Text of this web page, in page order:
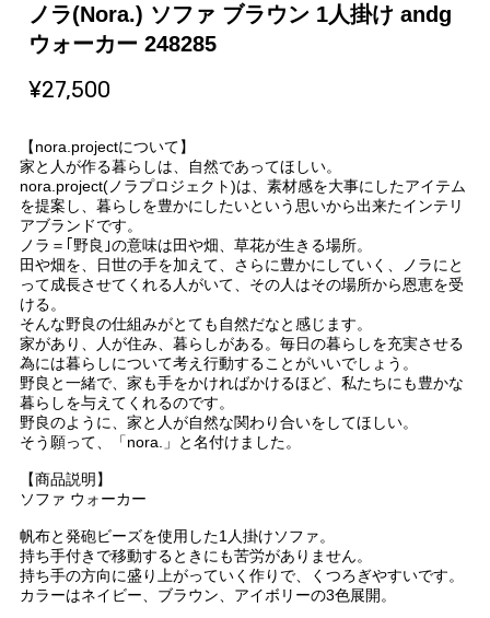
ノラ(Nora.) ソファ ブラウン 1人掛け andg
ウォーカー 248285
¥27,500
【nora.projectについて】
家と人が作る暮らしは、自然であってほしい。
nora.project(ノラプロジェクト)は、素材感を大事にしたアイテム
を提案し、暮らしを豊かにしたいという思いから出来たインテリ
アブランドです。
ノラ＝｢野良｣の意味は田や畑、草花が生きる場所。
田や畑を、日世の手を加えて、さらに豊かにしていく、ノラにと
って成長させてくれる人がいて、その人はその場所から恩恵を受
ける。
そんな野良の仕組みがとても自然だなと感じます。
家があり、人が住み、暮らしがある。毎日の暮らしを充実させる
為には暮らしについて考え行動することがいいでしょう。
野良と一緒で、家も手をかければかけるほど、私たちにも豊かな
暮らしを与えてくれるのです。
野良のように、家と人が自然な関わり合いをしてほしい。
そう願って、「nora.」と名付けました。
【商品説明】
ソファ ウォーカー
帆布と発砲ビーズを使用した1人掛けソファ。
持ち手付きで移動するときにも苦労がありません。
持ち手の方向に盛り上がっていく作りで、くつろぎやすいです。
カラーはネイビー、ブラウン、アイボリーの3色展開。